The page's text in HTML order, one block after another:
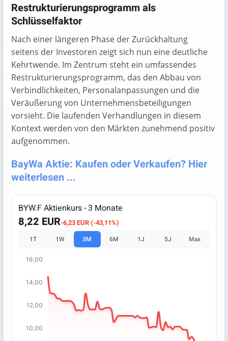
Restrukturierungsprogramm als
Schlüsselfaktor
Nach einer längeren Phase der Zurückhaltung
seitens der Investoren zeigt sich nun eine deutliche
Kehrtwende. Im Zentrum steht ein umfassendes
Restrukturierungsprogramm, das den Abbau von
Verbindlichkeiten, Personalanpassungen und die
Veräußerung von Unternehmensbeteiligungen
vorsieht. Die laufenden Verhandlungen in diesem
Kontext werden von den Märkten zunehmend positiv
aufgenommen.
BayWa Aktie: Kaufen oder Verkaufen? Hier
weiterlesen ...
BYW.F Aktienkurs - 3 Monate
8,22 EUR-6,23 EUR (-43,11%)
1T 1W 3M 6M 1J 5J Max
Chart with 66 data points.
The chart has 1 X axis displaying categories.
The chart has 1 Y axis displaying values. Data ranges
10,00
12,00
14,00
16,00